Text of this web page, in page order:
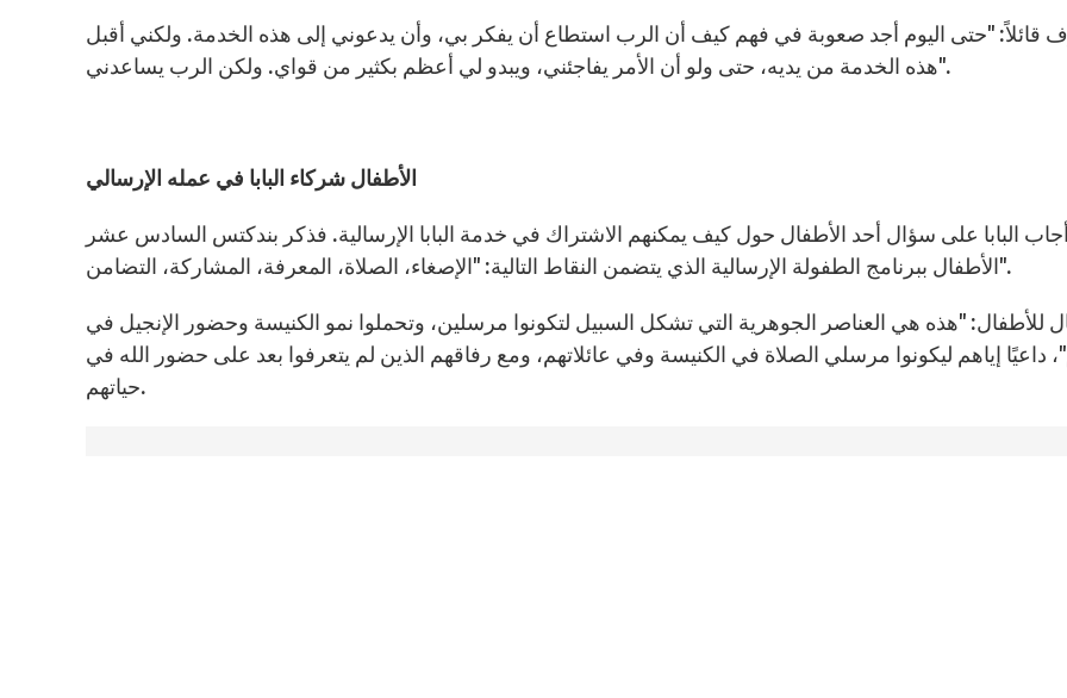
قائلاً: "حتى اليوم أجد صعوبة في فهم كيف أن الرب استطاع أن يفكر بي، وأن يدعوني إلى هذه الخدمة. ولكني أقبل
هذه الخدمة من يديه، حتى ولو أن الأمر يفاجئني، ويبدو لي أعظم بكثير من قواي. ولكن الرب يساعدني".
الأطفال شركاء البابا في عمله الإرسالي
البابا على سؤال أحد الأطفال حول كيف يمكنهم الاشتراك في خدمة البابا الإرسالية. فذكر بندكتس السادس عشر
الأطفال ببرنامج الطفولة الإرسالية الذي يتضمن النقاط التالية: "الإصغاء، الصلاة، المعرفة، المشاركة، التضامن".
للأطفال: "هذه هي العناصر الجوهرية التي تشكل السبيل لتكونوا مرسلين، وتحملوا نمو الكنيسة وحضور الإنجيل في
داعيًا إياهم ليكونوا مرسلي الصلاة في الكنيسة وفي عائلاتهم، ومع رفاقهم الذين لم يتعرفوا بعد على حضور الله في
حياتهم.